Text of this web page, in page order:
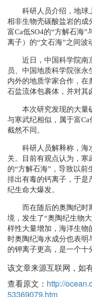
科研人员介绍，地球
相非生物壳碳酸盐岩的成
富Ca低SO4的“方解石海
离子）的“文石海”之间波
近日，中国科学院南
员、中国地质科学院张永
内外的地质学家合作，在
石盐流体包裹体，并对其
本次研究发现的大量
与寒武纪相似，属于富Ca
截然不同。
科研人员解释称，海
关。目前有观点认为，寒
的“方解石海”，导致以前
排出有毒的钙离子，于是
纪生命大爆发。
而在随后的奥陶纪时
境，发生了“奥陶纪生物
样性大量增加，海洋生物
时奥陶纪海水成分也表明
的钾离子更高，是一个十
该文章来源互联网，如
查看原文： http://
53369079.htm